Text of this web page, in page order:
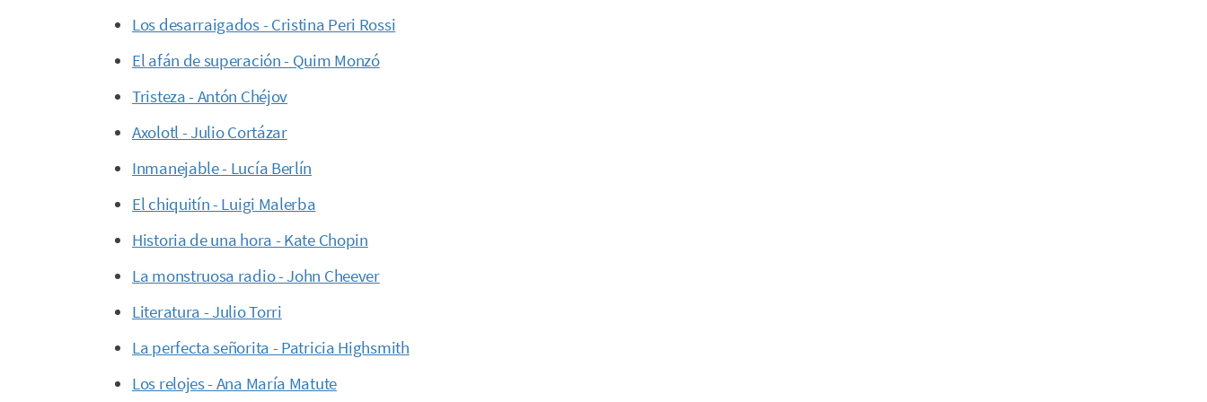
Los desarraigados - Cristina Peri Rossi
El afán de superación - Quim Monzó
Tristeza - Antón Chéjov
Axolotl - Julio Cortázar
Inmanejable - Lucía Berlín
El chiquitín - Luigi Malerba
Historia de una hora - Kate Chopin
La monstruosa radio - John Cheever
Literatura - Julio Torri
La perfecta señorita - Patricia Highsmith
Los relojes - Ana María Matute